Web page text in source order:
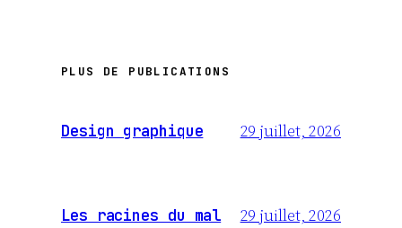
PLUS DE PUBLICATIONS
Design graphique 29 juillet, 2026
Les racines du mal 29 juillet, 2026